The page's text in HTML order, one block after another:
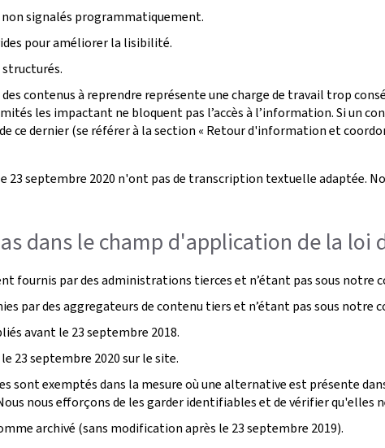
non signalés programmatiquement.
pour améliorer la lisibilité.
contenus à reprendre représente une charge de travail trop
les impactant ne bloquent pas l’accès à l’information. Si un
ce dernier (se référer à la section « Retour d'information et
23 septembre 2020 n'ont pas de transcription textuelle adaptée.
dans le champ d'application de la loi
fournis par des administrations tierces et n’étant pas sous notre
par des aggregateurs de contenu tiers et n’étant pas sous notre
avant le 23 septembre 2018.
23 septembre 2020 sur le site.
sont exemptés dans la mesure où une alternative est présente
nous efforçons de les garder identifiables et de vérifier qu'elles
archivé (sans modification après le 23 septembre 2019).